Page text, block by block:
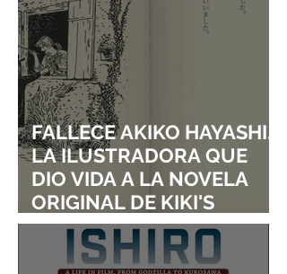
FALLECE AKIKO HAYASHI,
LA ILUSTRADORA QUE
DIO VIDA A LA NOVELA
ORIGINAL DE KIKI'S
DELIVERY SERVICE